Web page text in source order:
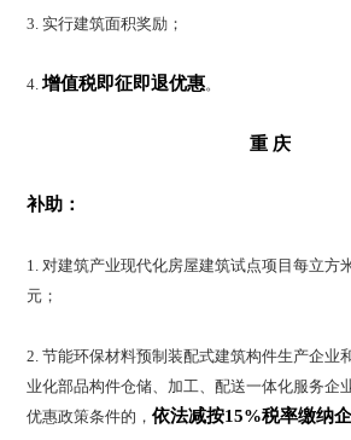
3. 实行建筑面积奖励；
4.增值税即征即退优惠。
重 庆
补助：
1. 对建筑产业现代化房屋建筑试点项目每立方
元；
2. 节能环保材料预制装配式建筑构件生产企业
业化部品构件仓储、加工、配送一体化服务企
优惠政策条件的，依法减按15%税率缴纳